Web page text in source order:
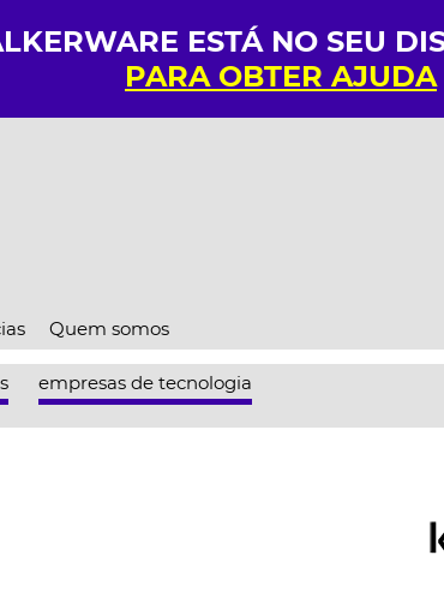
ESTÁ NO SEU
PARA OBTER AJUDA
Quem somos
empresas de tecnologia